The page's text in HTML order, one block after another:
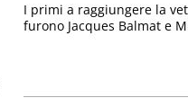
I primi a raggiungere la
furono Jacques Balmat e